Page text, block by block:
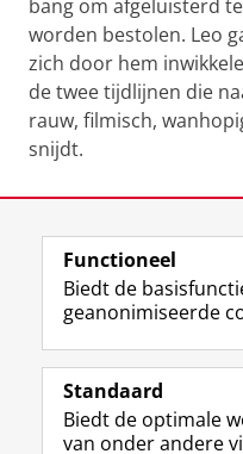
bang om afgeluisterd
worden bestolen. Leo
zich door hem
de twee tijdlijnen die
rauw, filmisch,
snijdt.
View this page in:English
Volg de
Studiekiezers
Functioneel
Biedt de
geanonimiseerde
Standaard
Biedt de optimale
van onder andere